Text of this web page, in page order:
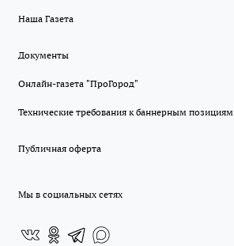
Наша Газета
Документы
Онлайн-газета "ПроГород"
Технические требования к баннерным позициям
Публичная оферта
Мы в социальных сетях